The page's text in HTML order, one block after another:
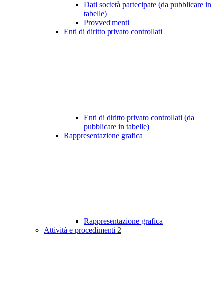
Dati società partecipate (da pubblicare in
tabelle)
Provvedimenti
Enti di diritto privato controllati
Enti di diritto privato controllati (da
pubblicare in tabelle)
Rappresentazione grafica
Rappresentazione grafica
Attività e procedimenti 2